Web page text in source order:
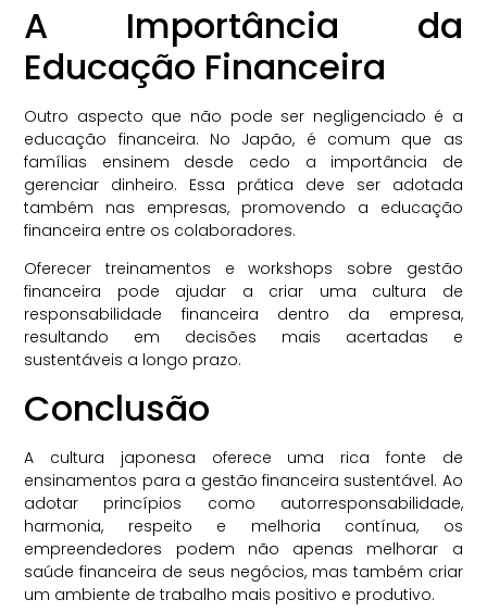
A Importância da
Educação Financeira
Outro aspecto que não pode ser negligenciado é a
educação financeira. No Japão, é comum que as
famílias ensinem desde cedo a importância de
gerenciar dinheiro. Essa prática deve ser adotada
também nas empresas, promovendo a educação
financeira entre os colaboradores.
Oferecer treinamentos e workshops sobre gestão
financeira pode ajudar a criar uma cultura de
responsabilidade financeira dentro da empresa,
resultando em decisões mais acertadas e
sustentáveis a longo prazo.
Conclusão
A cultura japonesa oferece uma rica fonte de
ensinamentos para a gestão financeira sustentável. Ao
adotar princípios como autorresponsabilidade,
harmonia, respeito e melhoria contínua, os
empreendedores podem não apenas melhorar a
saúde financeira de seus negócios, mas também criar
um ambiente de trabalho mais positivo e produtivo.